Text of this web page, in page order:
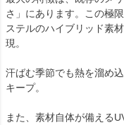
さ」にあります。この極
ステルのハイブリッド素
現。
汗ばむ季節でも熱を溜め
キープ。
また、素材自体が備える